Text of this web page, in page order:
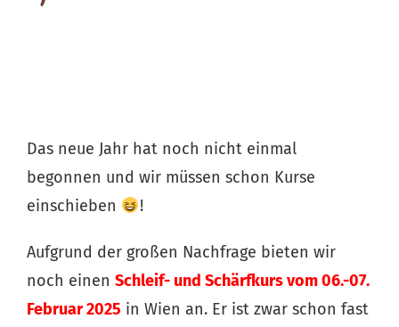
Das neue Jahr hat noch nicht einmal
begonnen und wir müssen schon Kurse
einschieben
!
Aufgrund der großen Nachfrage bieten wir
noch einen Schleif- und Schärfkurs vom 06.-07.
Februar 2025 in Wien an. Er ist zwar schon fast